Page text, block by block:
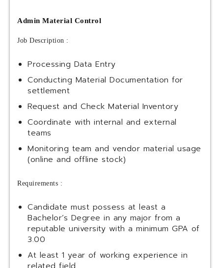
Admin Material Control
Job Description :
Processing Data Entry
Conducting Material Documentation for
settlement
Request and Check Material Inventory
Coordinate with internal and external
teams
Monitoring team and vendor material usage
(online and offline stock)
Requirements :
Candidate must possess at least a
Bachelor’s Degree in any major from a
reputable university with a minimum GPA of
3.00
At least 1 year of working experience in